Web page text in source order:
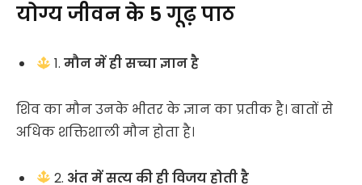
योग्य जीवन के 5 गूढ़ पाठ
1.मौन में ही सच्चा ज्ञान है
शिव का मौन उनके भीतर के ज्ञान का प्रतीक है। बातों से
अधिक शक्तिशाली मौन होता है।
2. अंत में सत्य की ही विजय होती है